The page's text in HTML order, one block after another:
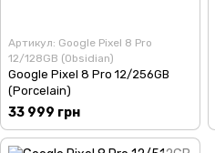
Артикул: Google Pixel 8 Pro
12/128GB (Obsidian)
Google Pixel 8 Pro 12/256GB
(Porcelain)
33 999 грн